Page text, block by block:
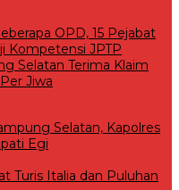
OPD, 15 Pejabat
Kompetensi JPTP
Selatan Terima Klaim
Jiwa
Selatan, Kapolres
Egi
Turis Italia dan Puluhan